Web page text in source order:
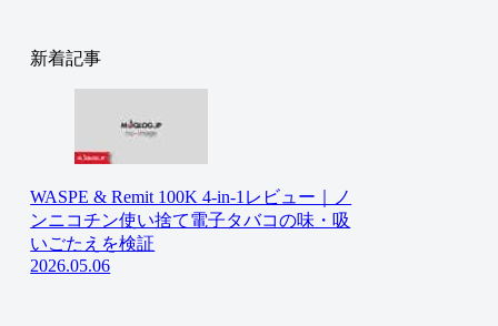
新着記事
WASPE & Remit 100K 4-in-1レビュー｜ノ
ンニコチン使い捨て電子タバコの味・吸
いごたえを検証
2026.05.06